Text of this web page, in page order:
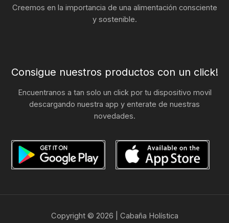
Creemos en la importancia de una alimentación consciente
y sostenible.
Consigue nuestros productos con un click!
Encuentranos a tan solo un click por tu dispositivo movil
descargando nuestra app y enterate de nuestras
novedades.
Copyright © 2026 | Cabaña Holística